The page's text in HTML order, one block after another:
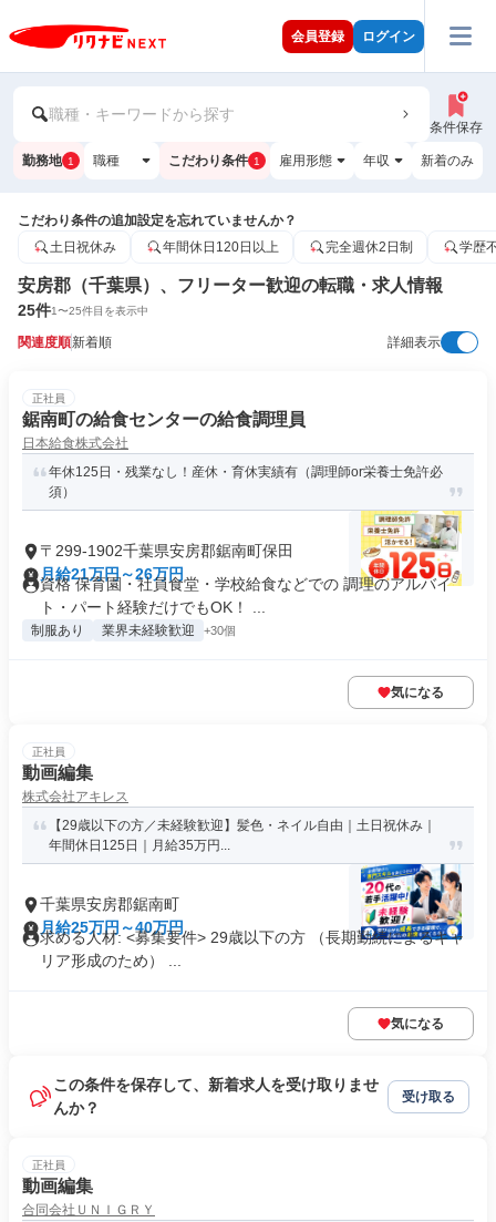
会員登録 ログイン
職種・キーワードから探す
条件保存
勤務地 1 職種 こだわり条件 1 雇用形態 年収 新着のみ
こだわり条件の追加設定を忘れていませんか？
土日祝休み
年間休日120日以上 完全週休2日制 学歴
安房郡（千葉県）、フリーター歓迎の転職・求人情報
25件1〜25件目を表示中
関連度順新着順 詳細表示
正社員
鋸南町の給食センターの給食調理員
日本給食株式会社
年休125日・残業なし！産休・育休実績有（調理師or栄養士免許必
須）
〒299-1902千葉県安房郡鋸南町保田
月給21万円～26万円
資格 保育園・社員食堂・学校給食などでの 調理のアルバイ
ト・パート経験だけでもOK！ ...
制服あり 業界未経験歓迎 +30個
気になる
正社員
動画編集
株式会社アキレス
【29歳以下の方／未経験歓迎】髪色・ネイル自由｜土日祝休み｜
年間休日125日｜月給35万円...
千葉県安房郡鋸南町
月給25万円～40万円
求める人材: <募集要件> 29歳以下の方 （長期勤続によるキャ
リア形成のため） ...
気になる
この条件を保存して、新着求人を受け取りませ
んか？
受け取る
正社員
動画編集
合同会社ＵＮＩＧＲＹ